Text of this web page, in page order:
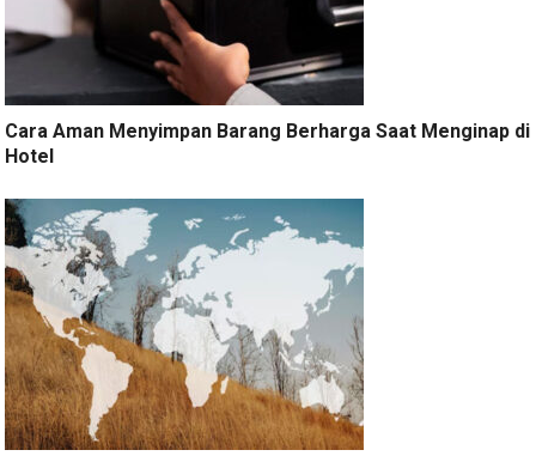
Cara Aman Menyimpan Barang Berharga Saat Menginap di
Hotel